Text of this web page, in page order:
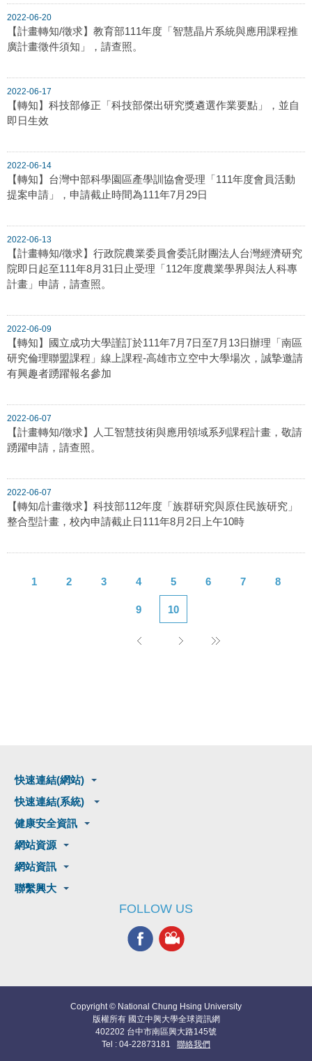
2022-06-20
【計畫轉知/徵求】教育部111年度「智慧晶片系統與應用課程推
廣計畫徵件須知」，請查照。
2022-06-17
【轉知】科技部修正「科技部傑出研究獎遴選作業要點」，並自
即日生效
2022-06-14
【轉知】台灣中部科學園區產學訓協會受理「111年度會員活動
提案申請」，申請截止時間為111年7月29日
2022-06-13
【計畫轉知/徵求】行政院農業委員會委託財團法人台灣經濟研究
院即日起至111年8月31日止受理「112年度農業學界與法人科專
計畫」申請，請查照。
2022-06-09
【轉知】國立成功大學謹訂於111年7月7日至7月13日辦理「南區
研究倫理聯盟課程」線上課程-高雄市立空中大學場次，誠摯邀請
有興趣者踴躍報名參加
2022-06-07
【計畫轉知/徵求】人工智慧技術與應用領域系列課程計畫，敬請
踴躍申請，請查照。
2022-06-07
【轉知/計畫徵求】科技部112年度「族群研究與原住民族研究」
整合型計畫，校內申請截止日111年8月2日上午10時
1 2 3 4 5 6 7 8
9 10
快速連結(網站)
快速連結(系統)
健康安全資訊
網站資源
網站資訊
聯繫興大
FOLLOW US
Copyright © National Chung Hsing University
版權所有 國立中興大學全球資訊網
402202 台中市南區興大路145號
Tel : 04-22873181 聯絡我們